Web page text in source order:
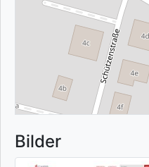
Bilder